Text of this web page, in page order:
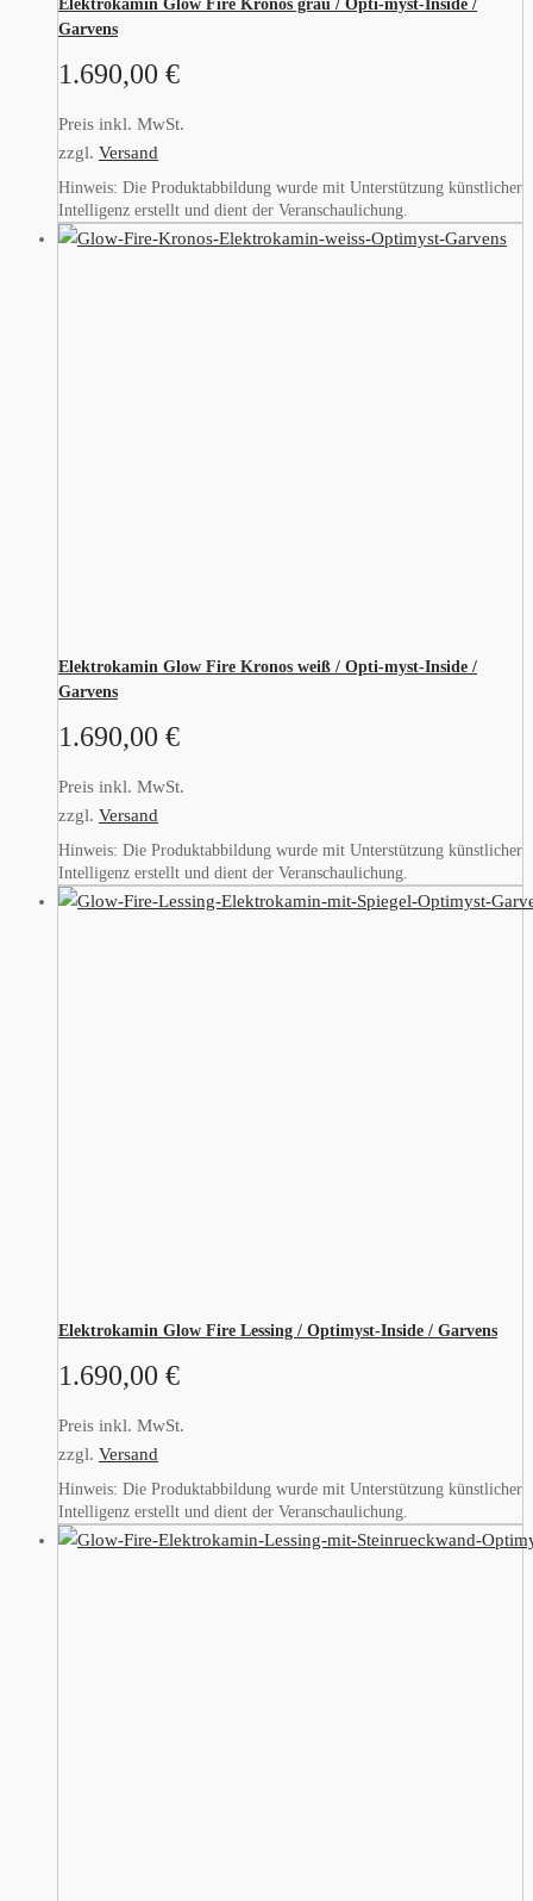
Elektrokamin Glow Fire Kronos grau / Opti-myst-Inside /
Garvens
1.690,00 €
Preis inkl. MwSt.
zzgl. Versand
Hinweis: Die Produktabbildung wurde mit Unterstützung künstlicher
Intelligenz erstellt und dient der Veranschaulichung.
Elektrokamin Glow Fire Kronos weiß / Opti-myst-Inside /
Garvens
1.690,00 €
Preis inkl. MwSt.
zzgl. Versand
Hinweis: Die Produktabbildung wurde mit Unterstützung künstlicher
Intelligenz erstellt und dient der Veranschaulichung.
Elektrokamin Glow Fire Lessing / Optimyst-Inside / Garvens
1.690,00 €
Preis inkl. MwSt.
zzgl. Versand
Hinweis: Die Produktabbildung wurde mit Unterstützung künstlicher
Intelligenz erstellt und dient der Veranschaulichung.